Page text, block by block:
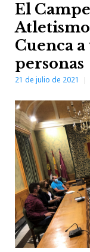
El
Atletismo
Cuenca
personas
21 de julio de 2021